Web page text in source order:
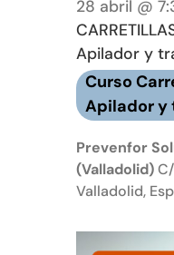
28 abril @
Apilador y
Curso
Apilador y
Prevenfor
(Valladolid)
Valladolid,